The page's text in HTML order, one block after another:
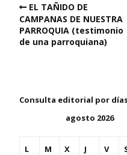
EL TAÑIDO DE
CAMPANAS DE NUESTRA
PARROQUIA (testimonio
de una parroquiana)
Consulta editorial por
agosto 2026
L M X J V